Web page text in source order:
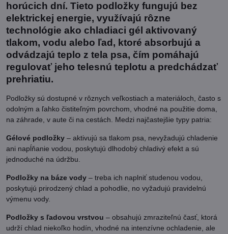
horúcich dní. Tieto podložky fungujú bez
elektrickej energie, využívajú rôzne
technológie ako chladiaci gél aktivovaný
tlakom, vodu alebo ľad, ktoré absorbujú a
odvádzajú teplo z tela psa, čím pomáhajú
regulovať jeho telesnú teplotu a predchádzať
prehriatiu.
Podložky sú dostupné v rôznych veľkostiach a materiáloch, často s
odolným a ľahko čistiteľným povrchom, vhodné na použitie doma,
na záhrade, v aute či na cestách. Medzi najčastejšie typy patria:
Gélové podložky – aktivujú sa tlakom psa, nevyžadujú chladenie
ani napĺňanie vodou, poskytujú dlhodobý chladivý efekt a sú
jednoduché na údržbu.
Podložky na báze vody – treba ich naplniť studenou vodou,
poskytujú prirodzený chlad a pohodlie, no vyžadujú pravidelnú
výmenu vody.
Podložky s ľadovou vrstvou – obsahujú zmraziteľnú časť, ktorá
udrží chlad niekoľko hodín, vhodné na intenzívne ochladenie, ale